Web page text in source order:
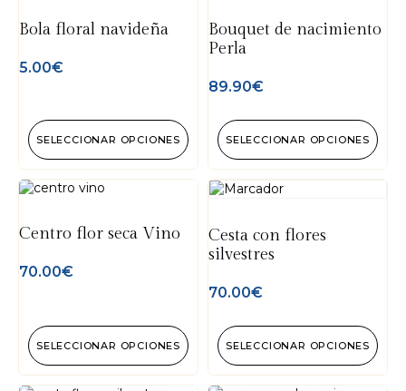
Bola floral navideña
5.00€
SELECCIONAR OPCIONES
Bouquet de nacimiento
Perla
89.90€
SELECCIONAR OPCIONES
Centro flor seca Vino
70.00€
SELECCIONAR OPCIONES
Cesta con flores
silvestres
70.00€
SELECCIONAR OPCIONES